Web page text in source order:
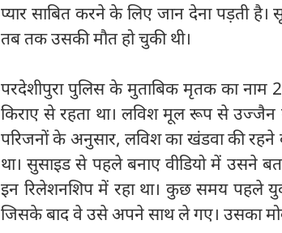
प्यार साबित करने के लिए जान देना पड़ती
तब तक उसकी मौत हो चुकी थी।
परदेशीपुरा पुलिस के मुताबिक मृतक का नाम
किराए से रहता था। लविश मूल रूप से उज्जैन
परिजनों के अनुसार, लविश का खंडवा की
था। सुसाइड से पहले बनाए वीडियो में उसने
इन रिलेशनशिप में रहा था। कुछ समय पहले
जिसके बाद वे उसे अपने साथ ले गए। उसका